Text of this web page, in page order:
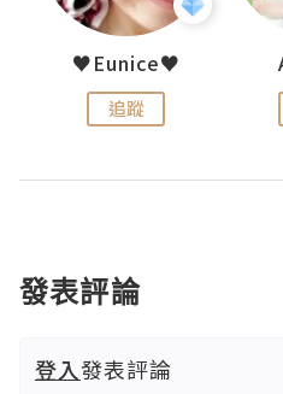
♥Eunice♥
追蹤
發表評論
登入發表評論